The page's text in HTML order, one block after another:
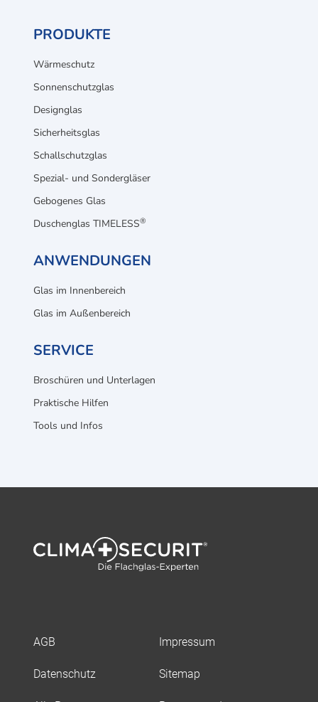
PRODUKTE
Wärmeschutz
Sonnenschutzglas
Designglas
Sicherheitsglas
Schallschutzglas
Spezial- und Sondergläser
Gebogenes Glas
Duschenglas TIMELESS®
ANWENDUNGEN
Glas im Innenbereich
Glas im Außenbereich
SERVICE
Broschüren und Unterlagen
Praktische Hilfen
Tools und Infos
AGB Impressum
Datenschutz Sitemap